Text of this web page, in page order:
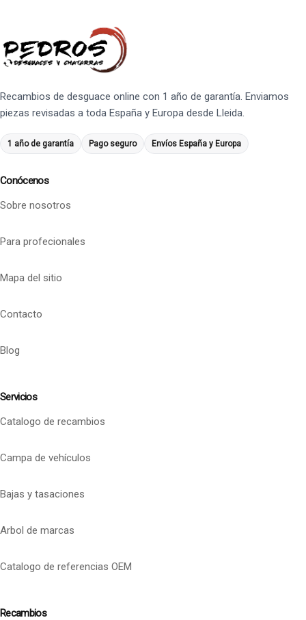
Recambios de desguace online con 1 año de garantía. Enviamos
piezas revisadas a toda España y Europa desde Lleida.
1 año de garantía Pago seguro Envíos España y Europa
Conócenos
Sobre nosotros
Para profecionales
Mapa del sitio
Contacto
Blog
Servicios
Catalogo de recambios
Campa de vehículos
Bajas y tasaciones
Arbol de marcas
Catalogo de referencias OEM
Recambios